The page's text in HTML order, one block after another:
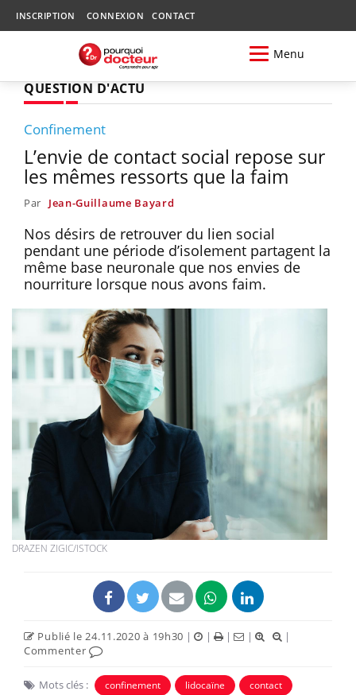
INSCRIPTION CONNEXION CONTACT
Menu
QUESTION D'ACTU
Confinement
L’envie de contact social repose sur
les mêmes ressorts que la faim
Par Jean-Guillaume Bayard
Nos désirs de retrouver du lien social
pendant une période d’isolement partagent la
même base neuronale que nos envies de
nourriture lorsque nous avons faim.
DRAZEN ZIGIC/ISTOCK
Publié le 24.11.2020 à 19h30 | | | |
|
Commenter
Mots clés : confinement lidocaïne
contact